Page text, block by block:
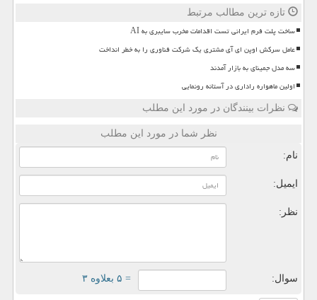
تازه ترین مطالب مرتبط
ساخت پلت فرم ایرانی تست اقدامات مخرب سایبری به AI
عامل سرکش اوپن ای آی مشتری یک شرکت فناوری را به خطر انداخت
سه مدل جمینای به بازار آمدند
اولین ماهواره راداری در آستانه رونمایی
نظرات بینندگان در مورد این مطلب
نظر شما در مورد این مطلب
نام:
ایمیل:
نظر:
سوال: = ۵ بعلاوه ۳